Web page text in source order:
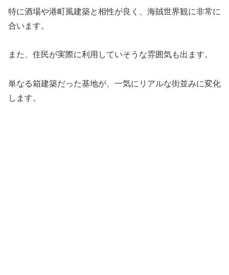
特に酒場や港町風建築と相性が良く、海賊世界観に非常に
合います。
また、住民が実際に利用していそうな雰囲気も出ます。
単なる箱建築だった基地が、一気にリアルな街並みに変化
します。